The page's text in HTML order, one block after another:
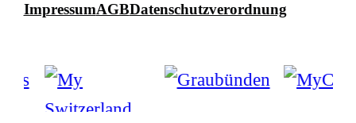
ImpressumAGBDatenschutzverordnung